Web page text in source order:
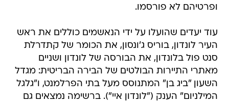
ופרטיהם לא פורסמו.
עוד יעדים שהועלו על ידי הנאשמים כוללים את ראש
העיר לונדון, בוריס ג'ונסון, את הכומר של קתדרלת
סנט פול בלונדון, את הבורסה של לונדון ושניים
מאתרי התיירות הבולטים של הבירה הבריטית: מגדל
השעון "ביג בן" המתנוסס מעל בתי הפרלמנט, ו"גלגל
המילניום" הענק ("לונדון איי"). ברשימה נמצאים גם